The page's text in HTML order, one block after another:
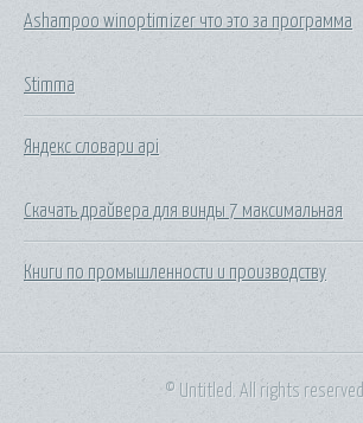
Ashampoo winoptimizer что это за программа
Stimma
Яндекс словари api
Скачать драйвера для винды 7 максимальная
Книги по промышленности и производству
© Untitled. All rights reserved.